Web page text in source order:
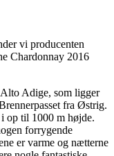
vi producenten
Chardonnay 2016
Adige, som ligger
fra Østrig.
op til 1000 m højde.
forrygende
er varme og nætterne